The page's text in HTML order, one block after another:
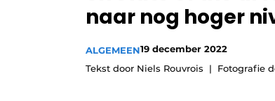
Vacatures
naar nog hoger
ALGEMEEN19 december 2022
Tekst door Niels Rouvrois
Fotografie